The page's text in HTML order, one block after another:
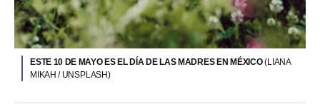
ESTE 10 DE MAYO ES EL DÍA DE LAS MADRES EN MÉXICO(LIANA
MIKAH / UNSPLASH)